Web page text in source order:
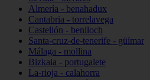
Almería - benahadux
Cantabria - torrelavega
Castellón - benlloch
Santa-cruz-de-tenerife - güímar
Málaga - mollina
Bizkaia - portugalete
La-rioja - calahorra